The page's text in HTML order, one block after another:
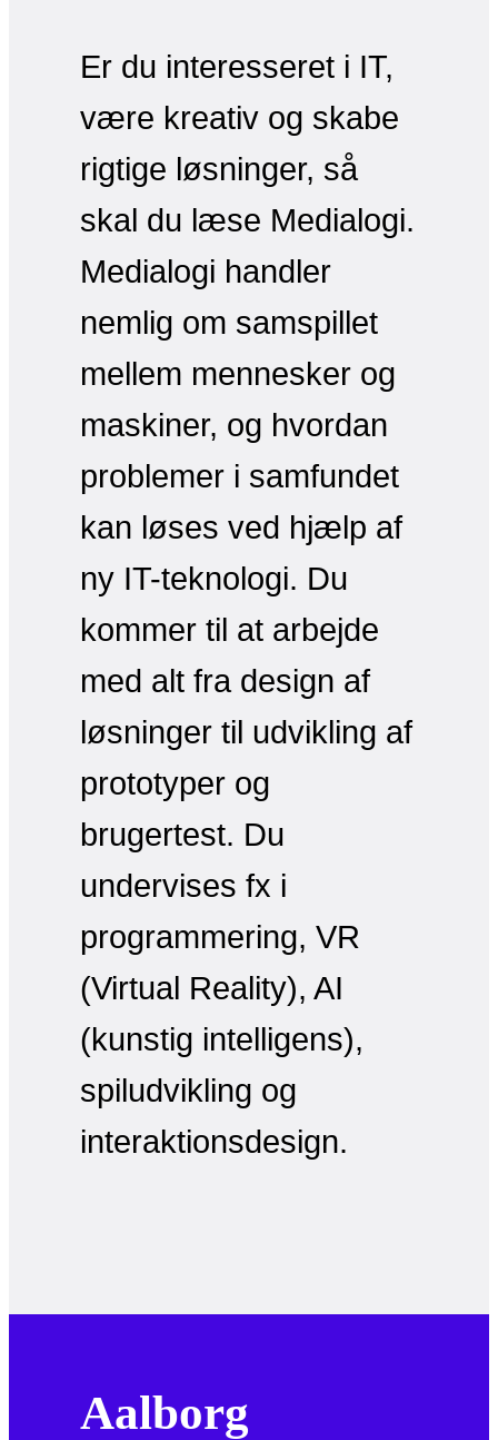
Er du interesseret i IT,
være kreativ og skabe
rigtige løsninger, så
skal du læse Medialogi.
Medialogi handler
nemlig om samspillet
mellem mennesker og
maskiner, og hvordan
problemer i samfundet
kan løses ved hjælp af
ny IT-teknologi. Du
kommer til at arbejde
med alt fra design af
løsninger til udvikling af
prototyper og
brugertest. Du
undervises fx i
programmering, VR
(Virtual Reality), AI
(kunstig intelligens),
spiludvikling og
interaktionsdesign.
Aalborg